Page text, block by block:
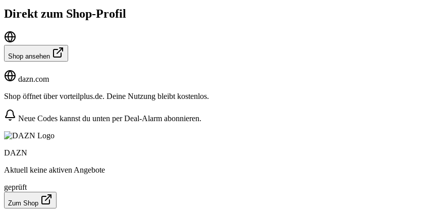
Direkt zum Shop-Profil
Shop ansehen
dazn.com
Shop öffnet über vorteilplus.de. Deine Nutzung bleibt kostenlos.
Neue Codes kannst du unten per Deal-Alarm abonnieren.
DAZN
Aktuell keine aktiven Angebote
geprüft
Zum Shop